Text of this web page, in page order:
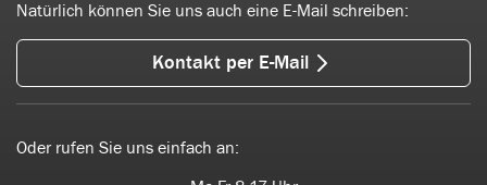
Natürlich können Sie uns auch eine E-Mail schreiben:
Kontakt per E-Mail
Oder rufen Sie uns einfach an: